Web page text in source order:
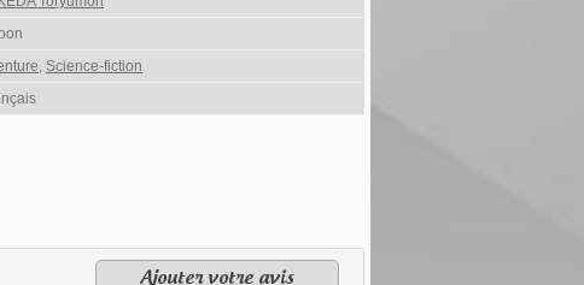
, Science-fiction
Ajouter votre avis